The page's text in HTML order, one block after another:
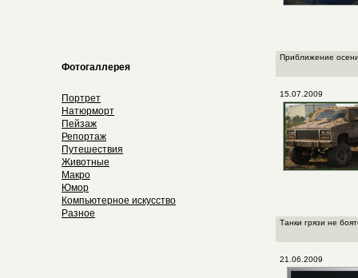
Фотогаллерея
Портрет
Натюрморт
Пейзаж
Репортаж
Путешествия
Животные
Макро
Юмор
Компьютерное искусство
Разное
Приближение
15.07.2009
Танки грязи не
21.06.2009